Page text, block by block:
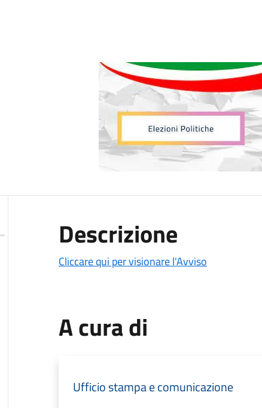
Descrizione
Cliccare qui per visionare l'Avviso
A cura di
Ufficio stampa e comunicazione